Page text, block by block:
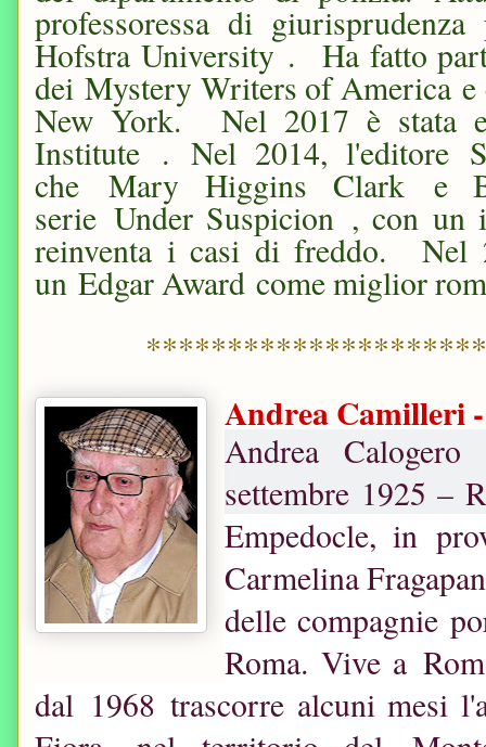
professoressa di
Hofstra University . Ha fatto
dei Mystery Writers of America e
New York. Nel 2017 è stata
Institute . Nel 2014, l'editore
che Mary Higgins Clark e
serie Under Suspicion , con un
reinventa i casi di freddo. Nel
un Edgar Award come miglior
Andrea Camilleri
Andrea Calogero
settembre 1925 –
Empedocle, in
Carmelina
delle compagnie
Roma. Vive a
dal 1968 trascorre alcuni mesi